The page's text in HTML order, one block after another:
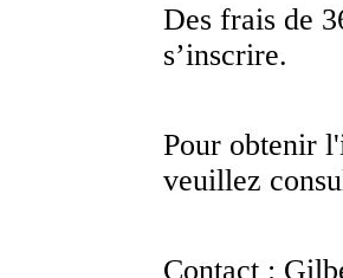
Des frais de
s’inscrire.
Pour obtenir
veuillez
Contact :